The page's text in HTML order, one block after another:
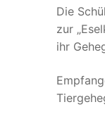
Die
zur
ihr